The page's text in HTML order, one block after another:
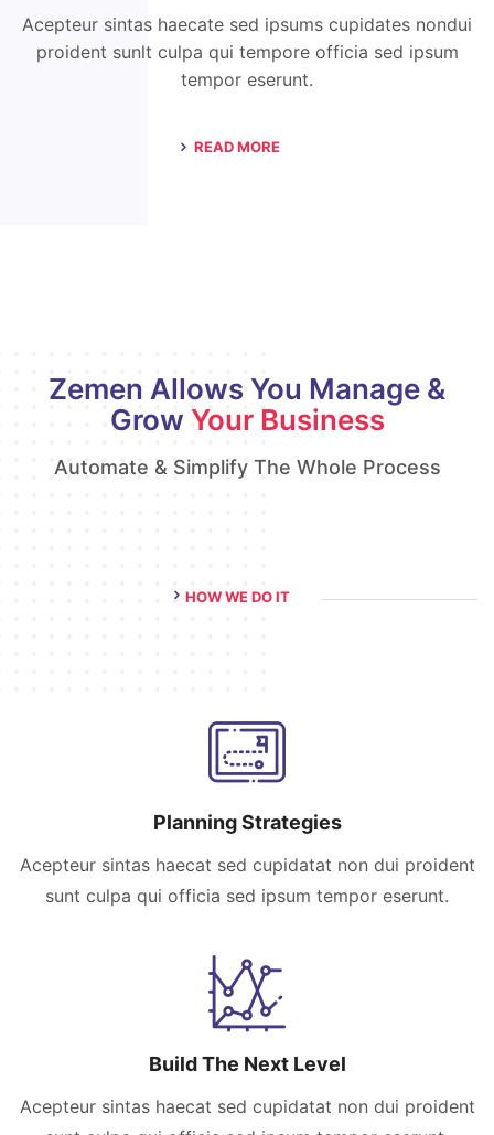
Acepteur sintas haecate sed ipsums cupidates nondui
proident sunlt culpa qui tempore officia sed ipsum
tempor eserunt.
READ MORE
Zemen Allows You Manage &
Grow Your Business
Automate & Simplify The Whole Process
HOW WE DO IT
Planning Strategies
Acepteur sintas haecat sed cupidatat non dui proident
sunt culpa qui officia sed ipsum tempor eserunt.
Build The Next Level
Acepteur sintas haecat sed cupidatat non dui proident